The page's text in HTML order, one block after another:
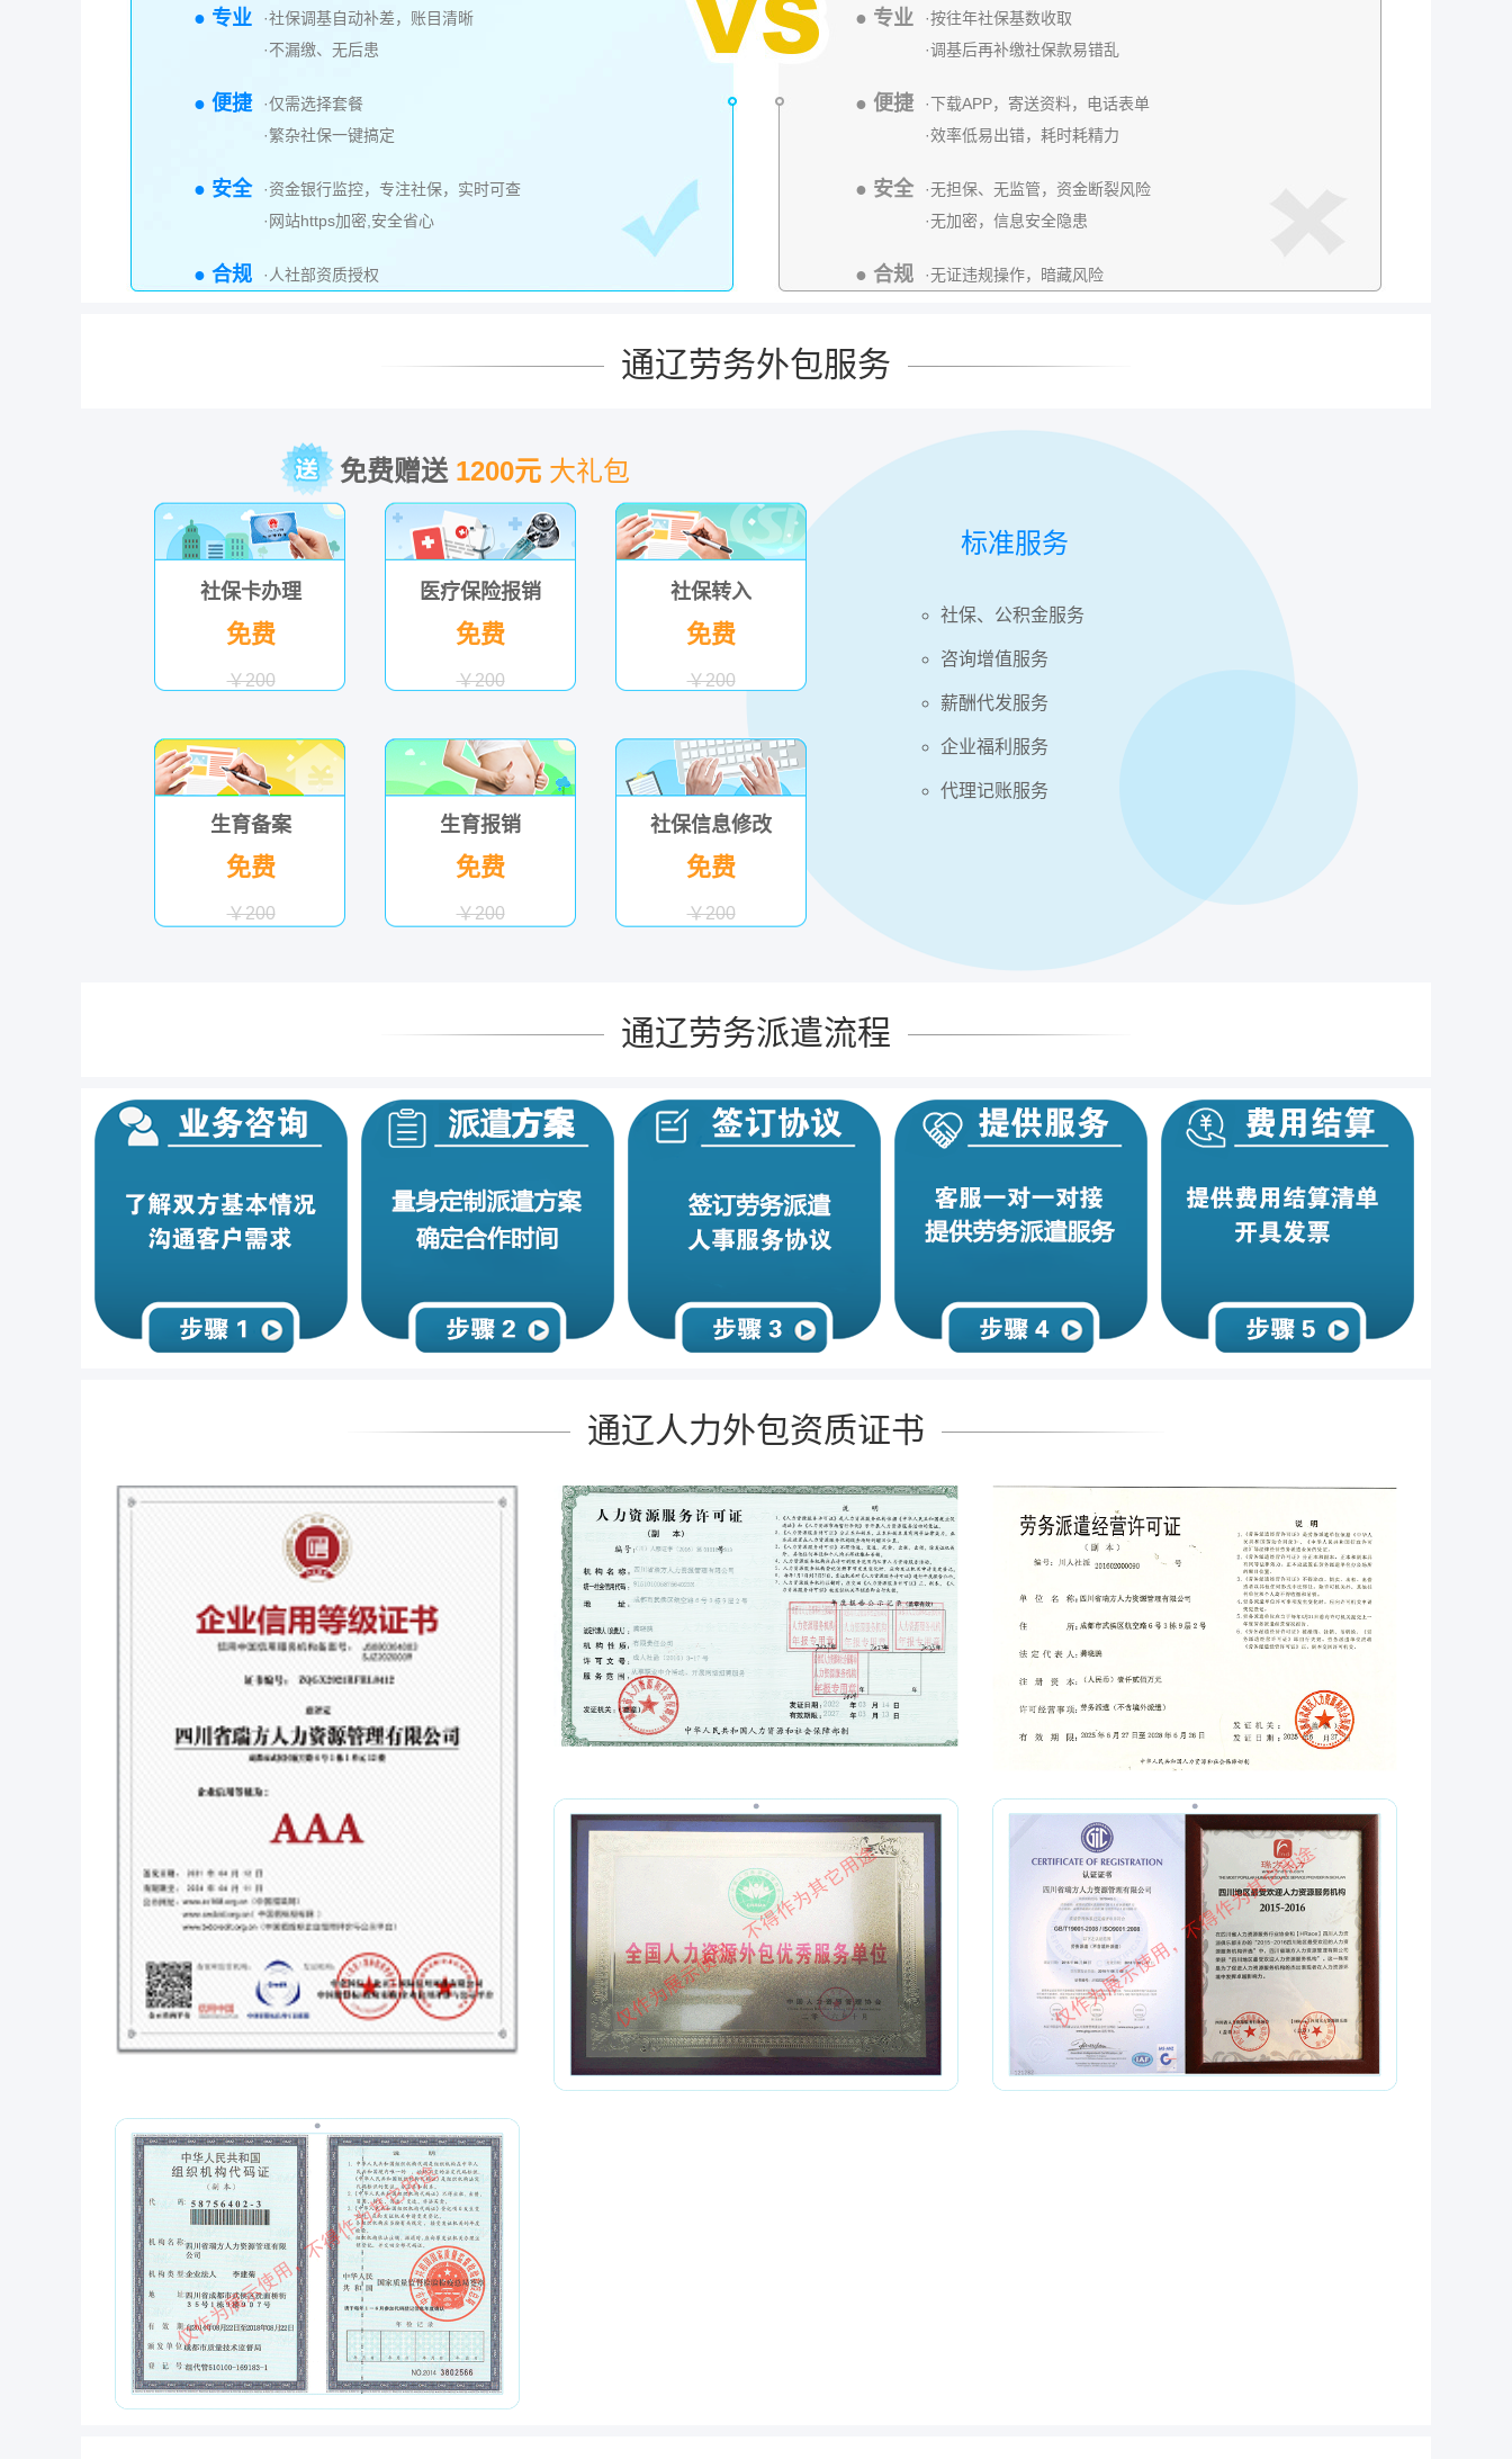
● 专业
·社保调基自动补差，账目清晰
·不漏缴、无后患
● 便捷
·仅需选择套餐
·繁杂社保一键搞定
● 安全
·资金银行监控，专注社保，实时可查
·网站https加密,安全省心
● 合规 ·人社部资质授权
● 专业
·按往年社保基数收取
·调基后再补缴社保款易错乱
● 便捷
·下载APP，寄送资料，电话表单
·效率低易出错，耗时耗精力
● 安全
·无担保、无监管，资金断裂风险
·无加密，信息安全隐患
● 合规 ·无证违规操作，暗藏风险
通辽劳务外包服务
免费赠送 1200元 大礼包
社保卡办理
免费
￥200
医疗保险报销
免费
￥200
社保转入
免费
￥200
生育备案
免费
￥200
生育报销
免费
￥200
社保信息修改
免费
￥200
标准服务
社保、公积金服务
咨询增值服务
薪酬代发服务
企业福利服务
代理记账服务
通辽劳务派遣流程
通辽人力外包资质证书